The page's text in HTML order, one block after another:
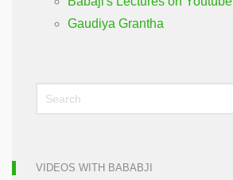
Gaudiya Grantha
VIDEOS WITH BABABJI